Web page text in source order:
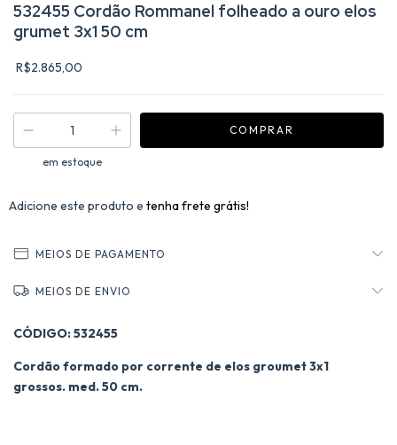
532455 Cordão Rommanel folheado a ouro elos
grumet 3x1 50 cm
R$2.865,00
em estoque
Adicione este produto e tenha frete grátis!
MEIOS DE PAGAMENTO
MEIOS DE ENVIO
CÓDIGO: 532455
Cordão formado por corrente de elos groumet 3x1
grossos. med. 50 cm.